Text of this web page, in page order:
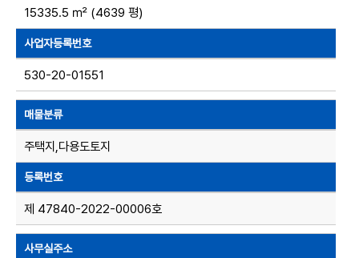
15335.5 ㎡ (4639 평)
사업자등록번호
530-20-01551
매물분류
주택지,다용도토지
등록번호
제 47840-2022-00006호
사무실주소